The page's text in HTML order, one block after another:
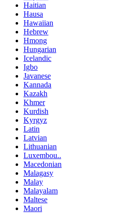
Haitian
Hausa
Hawaiian
Hebrew
Hmong
Hungarian
Icelandic
Igbo
Javanese
Kannada
Kazakh
Khmer
Kurdish
Kyrgyz
Latin
Latvian
Lithuanian
Luxembou..
Macedonian
Malagasy
Malay
Malayalam
Maltese
Maori